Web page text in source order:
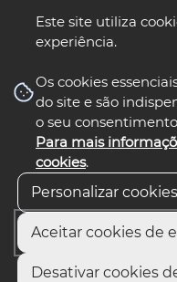
Este site utiliza
experiência.
Os cookies
do site e são
o seu
Para mais
cookies.
Personalizar cookies
Aceitar cookies de
Desativar cookies
nos
Início